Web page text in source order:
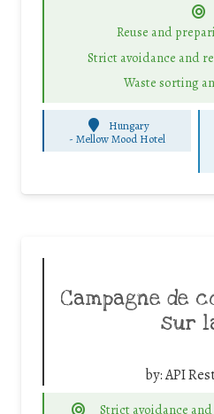
Reuse and
Strict avoidance and
Waste sorting
Hungary
-Mellow Mood Hotel
Campagne de
sur
by:API
Strict avoidance